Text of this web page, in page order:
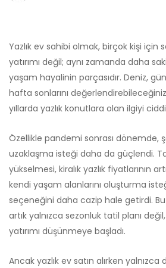
Yazlık ev sahibi olmak, birçok kişi için
yatırımı değil; aynı zamanda daha
yaşam hayalinin parçasıdır. Deniz,
hafta sonlarını
yıllarda yazlık konutlara olan ilgiyi
Özellikle pandemi sonrası dönemde,
uzaklaşma isteği daha da güçlendi.
yükselmesi, kiralık yazlık fiyatlarının
kendi yaşam alanlarını oluşturma
seçeneğini daha cazip hale getirdi.
artık yalnızca sezonluk tatil planı
yatırımı düşünmeye başladı.
Ancak yazlık ev satın alırken yalnızca